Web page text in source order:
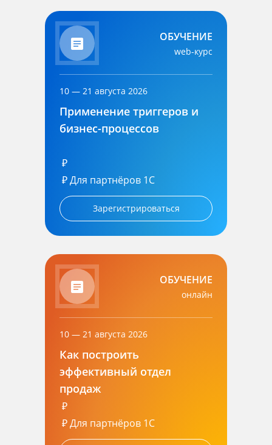
ОБУЧЕНИЕ
web-курс
10 — 21 августа 2026
Применение триггеров и
бизнес-процессов
₽
₽Для партнёров 1С
Зарегистрироваться
ОБУЧЕНИЕ
онлайн
10 — 21 августа 2026
Как построить
эффективный отдел
продаж
₽
₽Для партнёров 1С